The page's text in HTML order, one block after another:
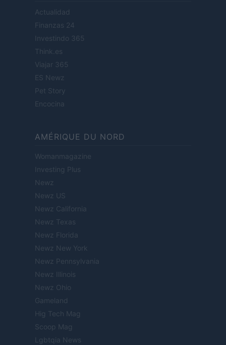
Actualidad
Finanzas 24
Investindo 365
Think.es
Viajar 365
ES Newz
Pet Story
Encocina
AMÉRIQUE DU NORD
Womanmagazine
Investing Plus
Newz
Newz US
Newz California
Newz Texas
Newz Florida
Newz New York
Newz Pennsylvania
Newz Illinois
Newz Ohio
Gameland
Hig Tech Mag
Scoop Mag
Lgbtqia News